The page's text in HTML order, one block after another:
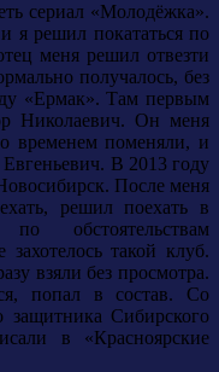
сериал «Молодёжка».
я решил покататься по
меня решил отвезти
получалось, без
«Ермак». Там первым
Николаевич. Он меня
временем поменяли, и
В 2013 году
После меня
решил поехать в
обстоятельствам
такой клуб.
взяли без просмотра.
попал в состав. Со
защитника Сибирского
в «Красноярские